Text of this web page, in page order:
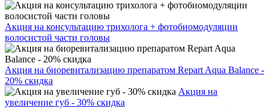
Акция на консультацию трихолога + фотобиомодуляции
волосистой части головы
Акция на биоревитализацию препаратом Repart Aqua Balance -
20% скидка
Акция на
увеличение губ - 30% скидка